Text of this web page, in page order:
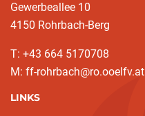
Gewerbeallee 10
4150 Rohrbach-Berg
T: +43 664 5170708
M: ff-rohrbach@ro.ooelfv.at
LINKS